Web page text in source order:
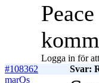
Logga in för
#108362
Svar:
marQs